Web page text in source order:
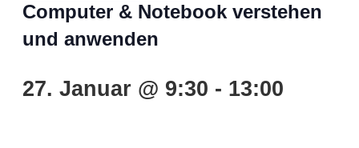
Computer & Notebook verstehen
und anwenden
27. Januar @ 9:30 - 13:00